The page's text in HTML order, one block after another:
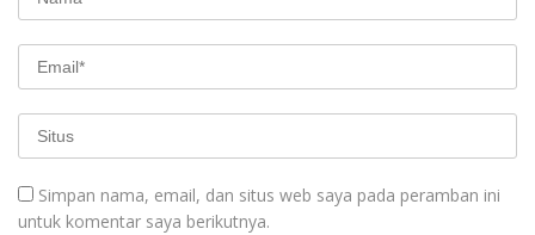
Simpan nama, email, dan situs web saya pada peramban ini
untuk komentar saya berikutnya.